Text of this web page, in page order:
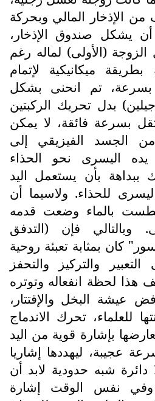
الإذخار المالي وبحركة
يشكل صندوق الإذخار،
الزوجة (الأولى) لماله رغم
بطريقة ميكانيكية لإتمام
تم انحنى بشكل
بدل تحريك الركبتين
بسرعة فائقة، لا يمكن
الجسد الفيزيقي إلى
اليسرى نحو الحذاء
ببداهة بأن يستعمل اليد
للحذاء. ولاسيما أن
بالماء وضعت قدمه
وبالتالي فإن (التدفق
كان بمثابة تعبئة روحية
والتركيز والتحفز
هذا لحظة انفعاله وتوتره
عيشة البخل والإقتتار،
للعلماء، تحرك الاندماج
بإشارة قوية من اليد
عجيبة، ليهددها إشاريا
دائرة شبه حدودية لابد أن
وفي نفس الوقت إشارة